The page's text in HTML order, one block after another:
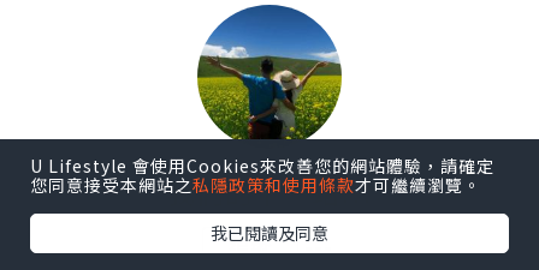
我們的下一站...
追蹤
U Lifestyle 會使用Cookies來改善您的網站體驗，請確定
您同意接受本網站之私隱政策和使用條款才可繼續瀏覽。
我已閱讀及同意